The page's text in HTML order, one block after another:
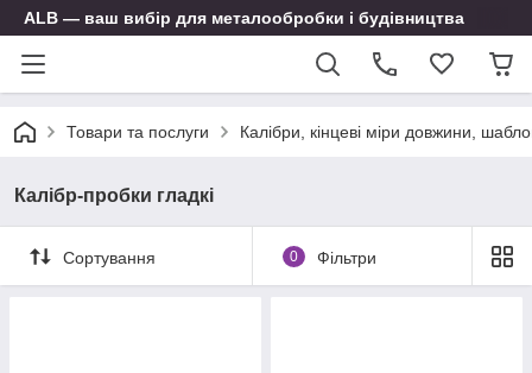
ALB — ваш вибір для металообробки і будівництва
Товари та послуги Калібри, кінцеві міри довжини,
Калібр-пробки гладкі
Сортування 0 Фільтри